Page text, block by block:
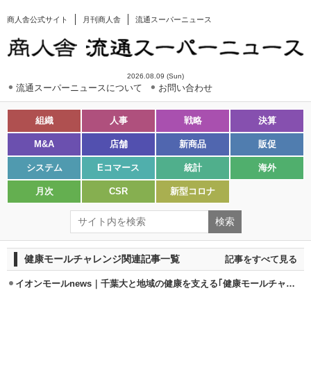
商人舎公式サイト 月刊商人舎 流通スーパーニュース
2026.08.09 (Sun)
流通スーパーニュースについて お問い合わせ
組織 人事 戦略 決算
M&A 店舗 新商品 販促
システム Eコマース 統計 海外
月次 CSR 新型コロナ
健康モールチャレンジ関連記事一覧 記事をすべて見る
イオンモールnews｜千葉大と地域の健康を支える｢健康モールチャレンジ｣開始